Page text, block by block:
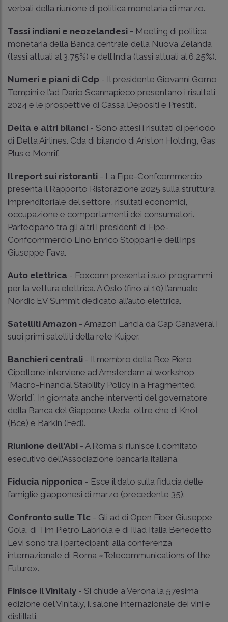
verbali della riunione di politica monetaria di marzo.
Tassi indiani e neozelandesi - Meeting di politica
monetaria della Banca centrale della Nuova Zelanda
(tassi attuali al 3,75%) e dell’India (tassi attuali al 6,25%).
Numeri e piani di Cdp - Il presidente Giovanni Gorno
Tempini e l’ad Dario Scannapieco presentano i risultati
2024 e le prospettive di Cassa Depositi e Prestiti.
Delta e altri bilanci - Sono attesi i risultati di periodo
di Delta Airlines. Cda di bilancio di Ariston Holding, Gas
Plus e Monrif.
Il report sui ristoranti - La Fipe-Confcommercio
presenta il Rapporto Ristorazione 2025 sulla struttura
imprenditoriale del settore, risultati economici,
occupazione e comportamenti dei consumatori.
Partecipano tra gli altri i presidenti di Fipe-
Confcommercio Lino Enrico Stoppani e dell’Inps
Giuseppe Fava.
Auto elettrica - Foxconn presenta i suoi programmi
per la vettura elettrica. A Oslo (fino al 10) l’annuale
Nordic EV Summit dedicato all’auto elettrica.
Satelliti Amazon - Amazon Lancia da Cap Canaveral I
suoi primi satelliti della rete Kuiper.
Banchieri centrali - Il membro della Bce Piero
Cipollone interviene ad Amsterdam al workshop
`Macro-Financial Stability Policy in a Fragmented
World´. In giornata anche interventi del governatore
della Banca del Giappone Ueda, oltre che di Knot
(Bce) e Barkin (Fed).
Riunione dell'Abi - A Roma si riunisce il comitato
esecutivo dell’Associazione bancaria italiana.
Fiducia nipponica - Esce il dato sulla fiducia delle
famiglie giapponesi di marzo (precedente 35).
Confronto sulle Tlc - Gli ad di Open Fiber Giuseppe
Gola, di Tim Pietro Labriola e di Iliad Italia Benedetto
Levi sono tra i partecipanti alla conferenza
internazionale di Roma «Telecommunications of the
Future».
Finisce il Vinitaly - Si chiude a Verona la 57esima
edizione del Vinitaly, il salone internazionale dei vini e
distillati.